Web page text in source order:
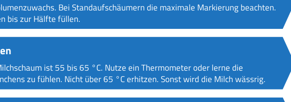
Bei Standaufschäumern die maximale Markierung beachten.
bis zur Hälfte füllen.
ist 55 bis 65 °C. Nutze ein Thermometer oder lerne die
zu fühlen. Nicht über 65 °C erhitzen. Sonst wird die Milch wässrig.